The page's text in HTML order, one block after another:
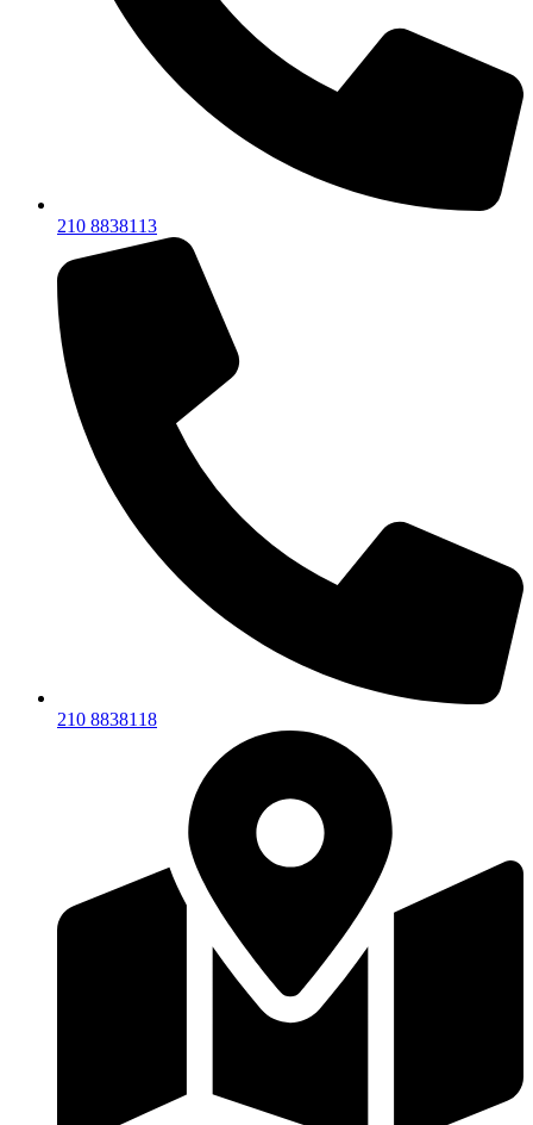
210 8838113
210 8838118